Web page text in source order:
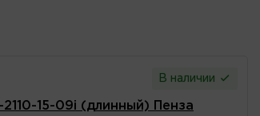
В наличии
15-09i (длинный) Пенза